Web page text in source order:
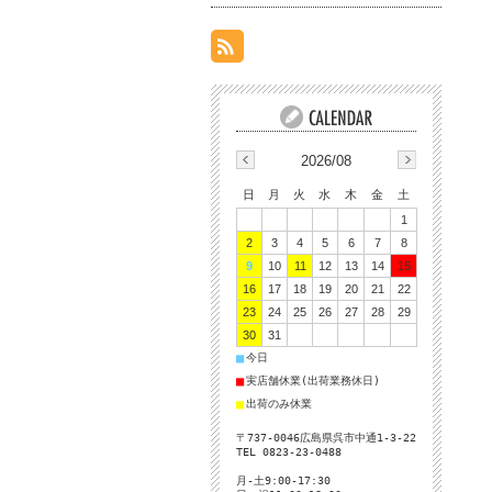
2026/08
日 月 火 水 木 金
土
1
2
3 4 5 6 7
8
9
10 11 12 13 14
15
16
17 18 19 20 21
22
23
24 25 26 27 28
29
30
31
■今日
■実店舗休業(出荷業務休日)
■出荷のみ休業
〒737-0046広島県呉市中通1-3-22
TEL 0823-23-0488
月-土9:00-17:30